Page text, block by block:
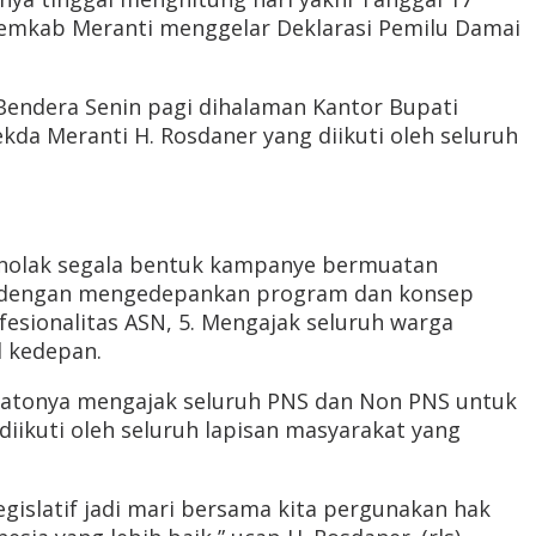
Meranti menggelar Deklarasi Pemilu Damai
Senin pagi dihalaman Kantor Bupati
Meranti H. Rosdaner yang diikuti oleh seluruh
segala bentuk kampanye bermuatan
mengedepankan program dan konsep
ASN, 5. Mengajak seluruh warga
mengajak seluruh PNS dan Non PNS untuk
oleh seluruh lapisan masyarakat yang
jadi mari bersama kita pergunakan hak